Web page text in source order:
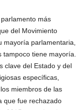
más
del Movimiento
mayoría parlamentaria,
tiene mayoría.
clave del Estado y del
específicas,
miembros de las
que fue rechazado